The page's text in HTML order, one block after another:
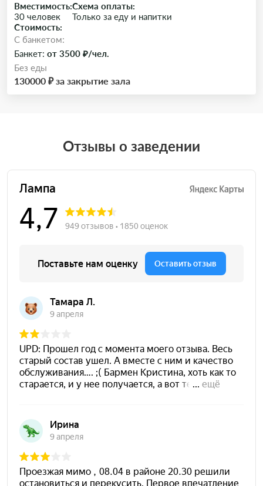
Вместимость:
30 человек
Схема оплаты:
Только за еду и напитки
Стоимость:
C банкетом:
Банкет: от 3500 ₽/чел.
Без еды
130000 ₽ за закрытие зала
Отзывы о заведении